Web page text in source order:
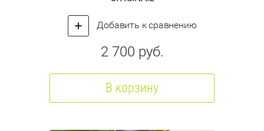
Добавить к сравнению
2 700 руб.
В корзину